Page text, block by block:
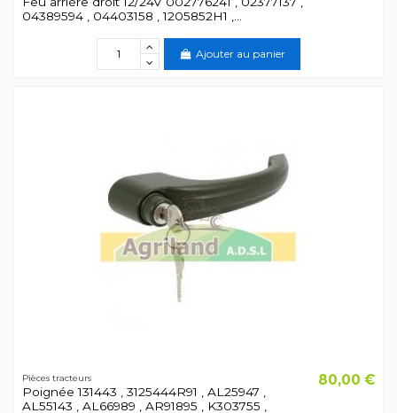
04389594 , 04403158 , 1205852H1 ,...
Ajouter au panier
Pièces tracteurs
Poignée 131443 , 3125444R91 , AL25947 ,
AL55143 , AL66989 , AR91895 , K303755 ,
80,00 €